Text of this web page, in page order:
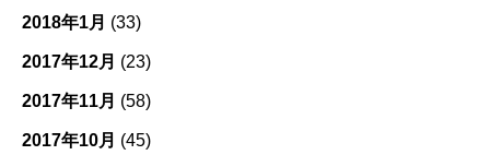
2018年1月 (33)
2017年12月 (23)
2017年11月 (58)
2017年10月 (45)